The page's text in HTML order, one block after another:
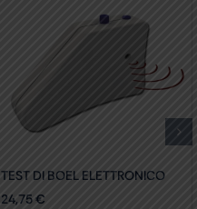
TEST DI BOEL ELETTRONICO
24,75€